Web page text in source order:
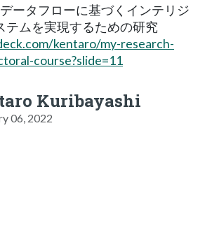
データフローに基づくインテリジ
テムを実現するための研究
kentaro/my-research-
course?slide=11
Kuribayashi
06, 2022